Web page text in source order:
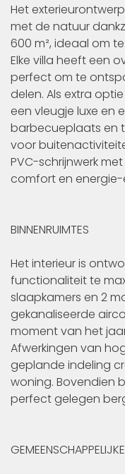
Het
met de natuur
600 m², ideaal om
Elke villa heeft een
perfect om te
delen. Als extra
een vleugje luxe en
barbecueplaats en
voor
PVC-schrijnwerk
comfort en
BINNENRUIMTES
Het interieur is
functionaliteit te
slaapkamers en 2
gekanaliseerde
moment van het
Afwerkingen van
geplande indeling
woning. Bovendien
perfect gelegen